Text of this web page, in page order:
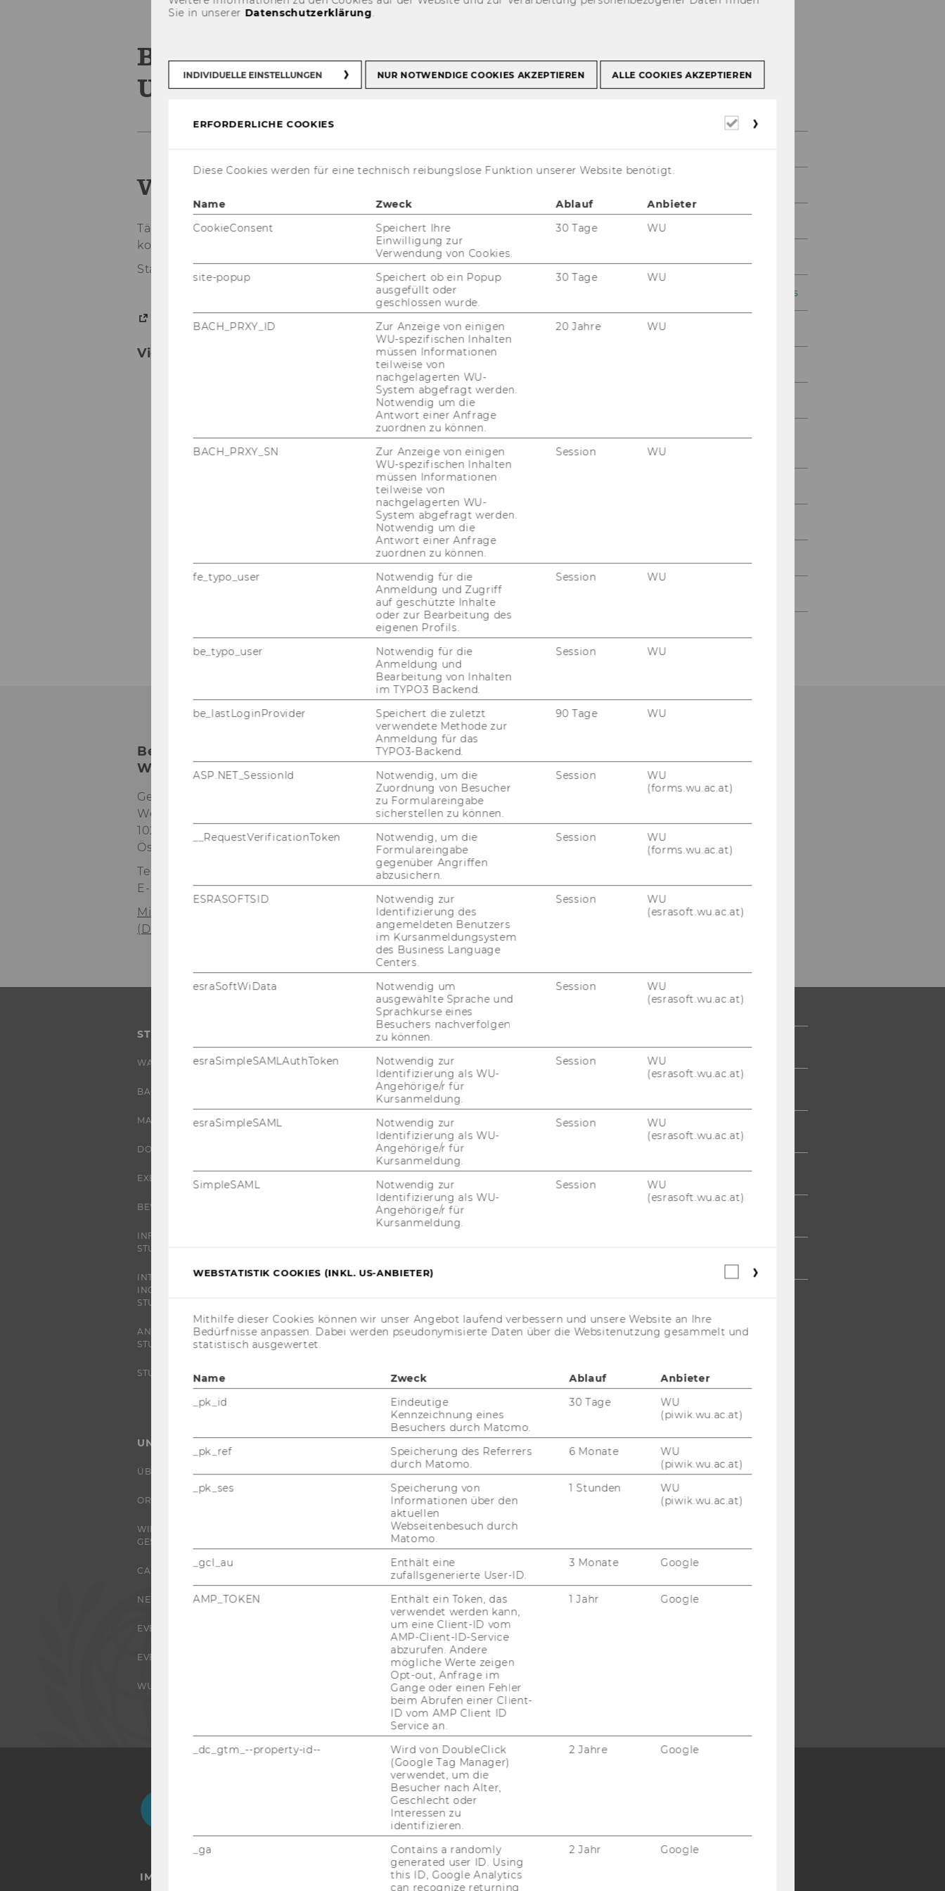
Betriebsrat für das Allgemeine
Universitätspersonal
Vienna Food
Täg­li­che Lie­fe­rung von Spei­sen ohne Min­dest­be­stell­men­ge oder Lie­fer­
kos­ten.
Stand: 07.02.2018
Home­page
Vienna Food
Team
Aufgaben des Betriebsrats
Aktuelle Themen
Spare Geld - Services für
Mitarbeiter/innen
Betriebsrat für das Allgemeine Universitätspersonal an der
WU
Gebäude AD
Welthandelsplatz 1
1020 Wien
Österreich
Tel:
E-Mail:
betriebsrat@wu.ac.at
Mit­tei­lung des Be­triebs­rats zur Datenschutz-​Grundverordnung
(DSGVO)
STUDIUM
WARUM WU?
BACHELOR
MASTER
DOKTORAT / PHD
EXECUTIVE EDUCATION
BEWERBUNG UND ZULASSUNG
INFORMATIONEN FÜR
STUDIERENDE
INTERNATIONALE UND
INCOMING EXCHANGE
STUDIERENDE
ANGEBOTE FÜR SCHULEN UND
STUDIENINTERESSIERTE
STUDENT CLUBS
FORSCHUNG
FORSCHUNGSPORTAL
FORSCHENDE
IMPACT DER FORSCHUNG
ORGANISATION DER
FORSCHUNG
FORSCHUNGSINFRASTRUKTUR
UNIVERSITÄT
ÜBER DIE WU
ORGANISATION
WIRTSCHAFT UND
GESELLSCHAFT
CAMPUS
NEWS
EVENTS ARCHIV
EVENTS
WU FOUNDATION
JOBS
JOBPORTAL
RESEARCH CAREER
WELCOME SERVICES
JOBS MIT WU-STUDIUM
KARRIEREKONTAKTE AN DER
KARRIERENETZWERKE AN DER
WU COMMUNITY
ALUMNI
PRESSE
NewsletterBluesky
IMPRESSUM
Sie in unserer Datenschutzerklärung.
INDIVIDUELLE EINSTELLUNGEN NUR NOTWENDIGE COOKIES AKZEPTIEREN ALLE COOKIES AKZEPTIEREN
ERFORDERLICHE COOKIES
Erforderliche
Diese Cookies werden für eine technisch reibungslose Funktion unserer Website benötigt.
Name Zweck Ablauf
Anbieter
CookieConsent
Speichert Ihre
Einwilligung zur
Verwendung von Cookies.
30 Tage WU
site-popup
Speichert ob ein Popup
ausgefüllt oder
geschlossen wurde.
30 Tage WU
BACH_PRXY_ID
Zur Anzeige von einigen
WU-spezifischen Inhalten
müssen Informationen
teilweise von
nachgelagerten WU-
System abgefragt werden.
Notwendig um die
Antwort einer Anfrage
zuordnen zu können.
20 Jahre WU
BACH_PRXY_SN
Zur Anzeige von einigen
WU-spezifischen Inhalten
müssen Informationen
teilweise von
nachgelagerten WU-
System abgefragt werden.
Notwendig um die
Antwort einer Anfrage
zuordnen zu können.
Session WU
fe_typo_user
Notwendig für die
Anmeldung und Zugriff
auf geschützte Inhalte
oder zur Bearbeitung des
eigenen Profils.
Session WU
be_typo_user
Notwendig für die
Anmeldung und
Bearbeitung von Inhalten
im TYPO3 Backend.
Session WU
be_lastLoginProvider
Speichert die zuletzt
verwendete Methode zur
Anmeldung für das
TYPO3-Backend.
90 Tage WU
ASP.NET_SessionId
Notwendig, um die
Zuordnung von Besucher
zu Formulareingabe
sicherstellen zu können.
Session
WU
(forms.wu.ac.at)
__RequestVerificationToken
Notwendig, um die
Formulareingabe
gegenüber Angriffen
abzusichern.
Session
WU
(forms.wu.ac.at)
ESRASOFTSID
Notwendig zur
Identifizierung des
angemeldeten Benutzers
im Kursanmeldungsystem
des Business Language
Centers.
Session
WU
(esrasoft.wu.ac.at)
esraSoftWiData
Notwendig um
ausgewählte Sprache und
Sprachkurse eines
Besuchers nachverfolgen
zu können.
Session
WU
(esrasoft.wu.ac.at)
esraSimpleSAMLAuthToken
Notwendig zur
Identifizierung als WU-
Angehörige/r für
Kursanmeldung.
Session
WU
(esrasoft.wu.ac.at)
esraSimpleSAML
Notwendig zur
Identifizierung als WU-
Angehörige/r für
Kursanmeldung.
Session
WU
(esrasoft.wu.ac.at)
SimpleSAML
Notwendig zur
Identifizierung als WU-
Angehörige/r für
Kursanmeldung.
Session
WU
(esrasoft.wu.ac.at)
WEBSTATISTIK COOKIES (INKL. US-ANBIETER)
Webstatistik
Mithilfe dieser Cookies können wir unser Angebot laufend verbessern und unsere Website an Ihre
Bedürfnisse anpassen. Dabei werden pseudonymisierte Daten über die Websitenutzung gesammelt und
statistisch ausgewertet.
Name Zweck Ablauf
Anbieter
_pk_id
Eindeutige
Kennzeichnung eines
Besuchers durch Matomo.
30 Tage
WU
(piwik.wu.ac.at)
_pk_ref
Speicherung des Referrers
durch Matomo.
6 Monate
WU
(piwik.wu.ac.at)
_pk_ses
Speicherung von
Informationen über den
aktuellen
Webseitenbesuch durch
Matomo.
1 Stunden
WU
(piwik.wu.ac.at)
_gcl_au
Enthält eine
zufallsgenerierte User-ID.
3 Monate Google
AMP_TOKEN
Enthält ein Token, das
verwendet werden kann,
um eine Client-ID vom
AMP-Client-ID-Service
abzurufen. Andere
mögliche Werte zeigen
Opt-out, Anfrage im
Gange oder einen Fehler
beim Abrufen einer Client-
ID vom AMP Client ID
Service an.
1 Jahr Google
_dc_gtm_--property-id--
Wird von DoubleClick
(Google Tag Manager)
verwendet, um die
Besucher nach Alter,
Geschlecht oder
Interessen zu
identifizieren.
2 Jahre Google
_ga
Contains a randomly
generated user ID. Using
this ID, Google Analytics
can recognize returning
2 Jahr Google